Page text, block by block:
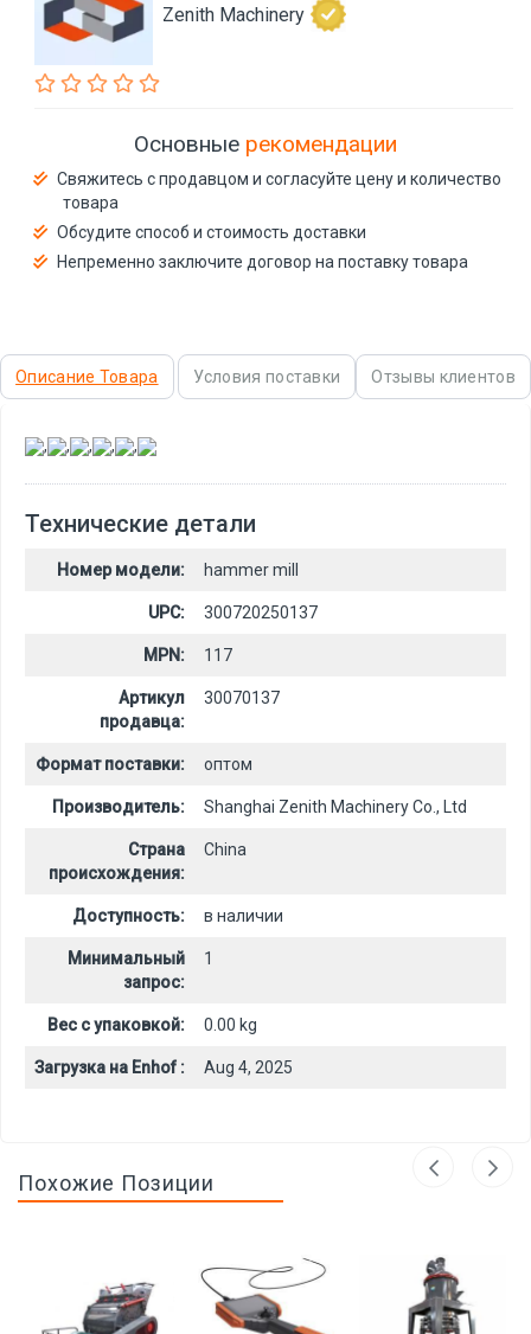
Zenith Machinery
Основные рекомендации
Свяжитесь с продавцом и согласуйте цену и количество
товара
Обсудите способ и стоимость доставки
Непременно заключите договор на поставку товара
Описание Товара Условия поставки Отзывы клиентов
, , , , ,
Технические детали
Номер модели: hammer mill
UPC: 300720250137
MPN: 117
Артикул
продавца:
30070137
Формат поставки: оптом
Производитель: Shanghai Zenith Machinery Co., Ltd
Страна
происхождения:
China
Доступность: в наличии
Минимальный
запрос:
1
Вес с упаковкой: 0.00 kg
Загрузка на Enhof : Aug 4, 2025
Похожие Позиции